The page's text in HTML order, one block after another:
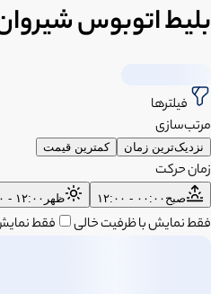
بلیط اتوبوس
فیلترها
مرتب‌سازی
نزدیک‌ترین زمان کمترین قیمت
زمان حرکت
صبح ۰۰:۰۰ - ۱۲:۰۰ ظهر ۱۲:۰۰ - ۱۸:۰۰
فقط نمایش با ظرفیت خالی فقط